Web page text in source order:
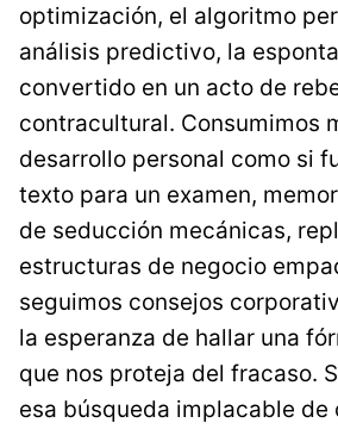
optimización, el algoritmo
análisis predictivo, la
convertido en un acto de
contracultural. Consumimos
desarrollo personal como si
texto para un examen,
de seducción mecánicas,
estructuras de negocio
seguimos consejos
la esperanza de hallar una
que nos proteja del fracaso.
esa búsqueda implacable de